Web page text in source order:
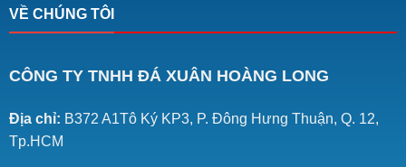
VỀ CHÚNG TÔI
CÔNG TY TNHH ĐÁ XUÂN HOÀNG LONG
Địa chỉ: B372 A1Tô Ký KP3, P. Đông Hưng Thuận, Q. 12,
Tp.HCM